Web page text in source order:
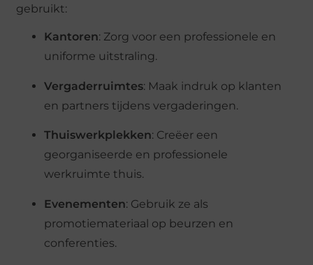
gebruikt:
Kantoren: Zorg voor een professionele en
uniforme uitstraling.
Vergaderruimtes: Maak indruk op klanten
en partners tijdens vergaderingen.
Thuiswerkplekken: Creëer een
georganiseerde en professionele
werkruimte thuis.
Evenementen: Gebruik ze als
promotiemateriaal op beurzen en
conferenties.